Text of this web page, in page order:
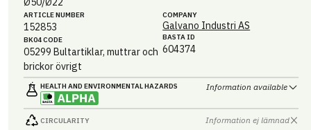
ARTICLE NUMBER
152853
BK04 CODE
05299 Bultartiklar, muttrar och
brickor övrigt
COMPANY
Galvano Industri AS
BASTA ID
604374
HEALTH AND ENVIRONMENTAL HAZARDS Information available
CIRCULARITY Information ej lämnad